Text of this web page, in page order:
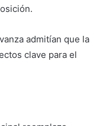
admitían que la
clave para el